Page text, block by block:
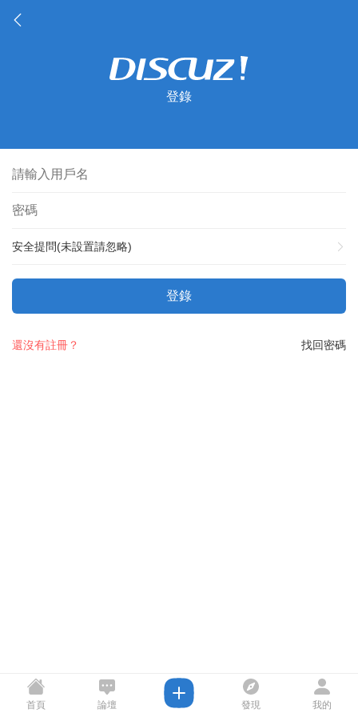
登錄
安全提問(未設置請忽略)
登錄
找回密碼
還沒有註冊？
首頁 論壇 發現 我的